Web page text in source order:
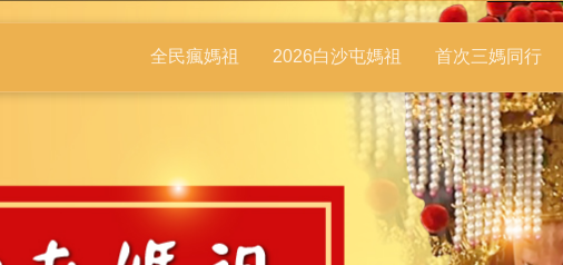
全民瘋媽祖 2026白沙屯媽祖 首次三媽同行